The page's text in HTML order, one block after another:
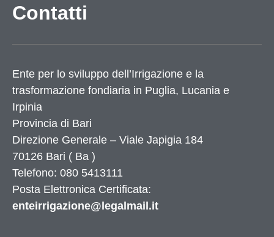
Contatti
Ente per lo sviluppo dell’Irrigazione e la
trasformazione fondiaria in Puglia, Lucania e
Irpinia
Provincia di Bari
Direzione Generale – Viale Japigia 184
70126 Bari ( Ba )
Telefono: 080 5413111
Posta Elettronica Certificata:
enteirrigazione@legalmail.it